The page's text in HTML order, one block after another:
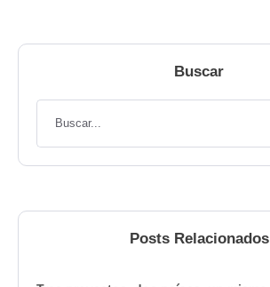
Buscar
Posts Relacionados